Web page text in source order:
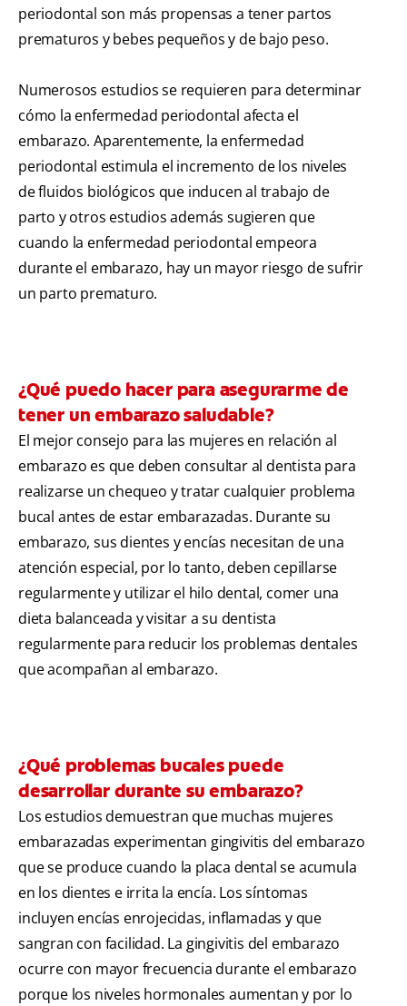
periodontal son más propensas a tener partos
prematuros y bebes pequeños y de bajo peso.
Numerosos estudios se requieren para determinar
cómo la enfermedad periodontal afecta el
embarazo. Aparentemente, la enfermedad
periodontal estimula el incremento de los niveles
de fluidos biológicos que inducen al trabajo de
parto y otros estudios además sugieren que
cuando la enfermedad periodontal empeora
durante el embarazo, hay un mayor riesgo de sufrir
un parto prematuro.
¿Qué puedo hacer para asegurarme de
tener un embarazo saludable?
El mejor consejo para las mujeres en relación al
embarazo es que deben consultar al dentista para
realizarse un chequeo y tratar cualquier problema
bucal antes de estar embarazadas. Durante su
embarazo, sus dientes y encías necesitan de una
atención especial, por lo tanto, deben cepillarse
regularmente y utilizar el hilo dental, comer una
dieta balanceada y visitar a su dentista
regularmente para reducir los problemas dentales
que acompañan al embarazo.
¿Qué problemas bucales puede
desarrollar durante su embarazo?
Los estudios demuestran que muchas mujeres
embarazadas experimentan gingivitis del embarazo
que se produce cuando la placa dental se acumula
en los dientes e irrita la encía. Los síntomas
incluyen encías enrojecidas, inflamadas y que
sangran con facilidad. La gingivitis del embarazo
ocurre con mayor frecuencia durante el embarazo
porque los niveles hormonales aumentan y por lo